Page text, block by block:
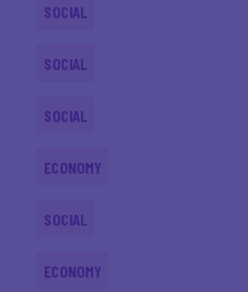
SOCIAL
SOCIAL
SOCIAL
ECONOMY
SOCIAL
ECONOMY